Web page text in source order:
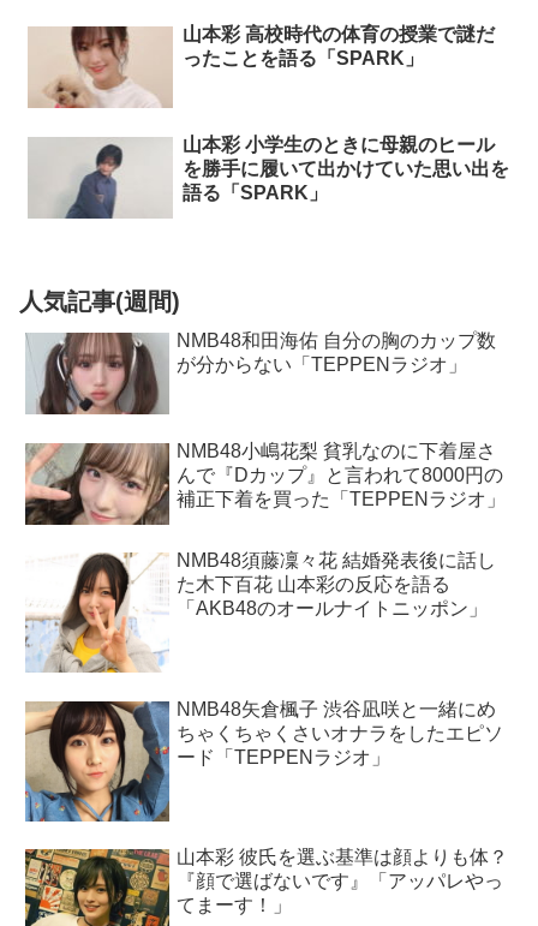
山本彩 高校時代の体育の授業で謎だ
ったことを語る「SPARK」
山本彩 小学生のときに母親のヒール
を勝手に履いて出かけていた思い出を
語る「SPARK」
人気記事(週間)
NMB48和田海佑 自分の胸のカップ数
が分からない「TEPPENラジオ」
NMB48小嶋花梨 貧乳なのに下着屋さ
んで『Dカップ』と言われて8000円の
補正下着を買った「TEPPENラジオ」
NMB48須藤凜々花 結婚発表後に話し
た木下百花 山本彩の反応を語る
「AKB48のオールナイトニッポン」
NMB48矢倉楓子 渋谷凪咲と一緒にめ
ちゃくちゃくさいオナラをしたエピソ
ード「TEPPENラジオ」
山本彩 彼氏を選ぶ基準は顔よりも体？
『顔で選ばないです』「アッパレやっ
てまーす！」